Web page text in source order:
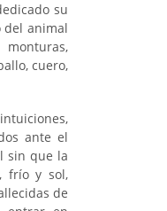
su
del animal
cuero,
ante el
sin que la
frío y sol,
de